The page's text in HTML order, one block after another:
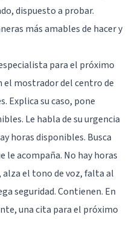
dispuesto a probar.
más amables de hacer y
para el próximo
el mostrador del centro de
Explica su caso, pone
Le habla de su urgencia
horas disponibles. Busca
le acompaña. No hay horas
alza el tono de voz, falta al
seguridad. Contienen. En
una cita para el próximo